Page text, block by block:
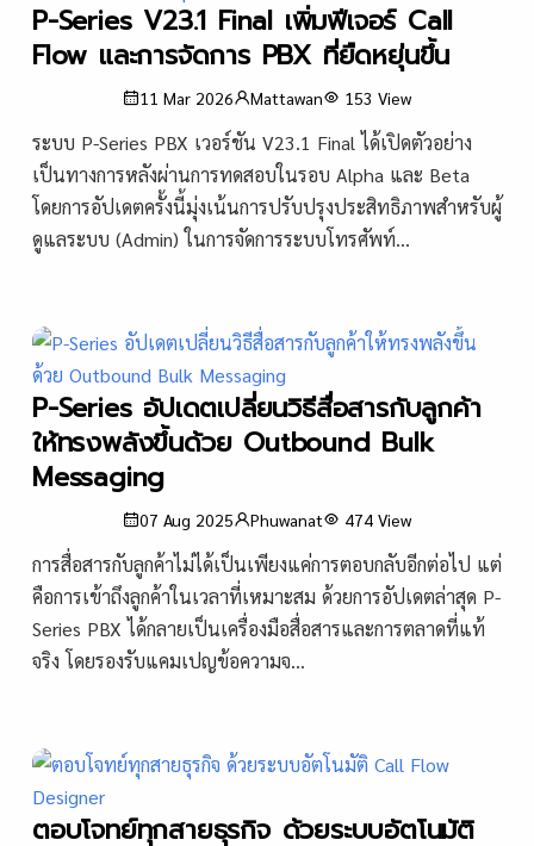
P-Series V23.1 Final เพิ่มฟีเจอร์ Call
Flow และการจัดการ PBX ที่ยืดหยุ่นขึ้น
11 Mar 2026 Mattawan 153 View
ระบบ P-Series PBX เวอร์ชัน V23.1 Final ได้เปิดตัวอย่าง
เป็นทางการหลังผ่านการทดสอบในรอบ Alpha และ Beta
โดยการอัปเดตครั้งนี้มุ่งเน้นการปรับปรุงประสิทธิภาพสำหรับผู้
ดูแลระบบ (Admin) ในการจัดการระบบโทรศัพท์...
P-Series อัปเดตเปลี่ยนวิธีสื่อสารกับลูกค้า
ให้ทรงพลังขึ้นด้วย Outbound Bulk
Messaging
07 Aug 2025 Phuwanat 474 View
การสื่อสารกับลูกค้าไม่ได้เป็นเพียงแค่การตอบกลับอีกต่อไป แต่
คือการเข้าถึงลูกค้าในเวลาที่เหมาะสม ด้วยการอัปเดตล่าสุด P-
Series PBX ได้กลายเป็นเครื่องมือสื่อสารและการตลาดที่แท้
จริง โดยรองรับแคมเปญข้อความจ...
ตอบโจทย์ทุกสายธุรกิจ ด้วยระบบอัตโนมัติ